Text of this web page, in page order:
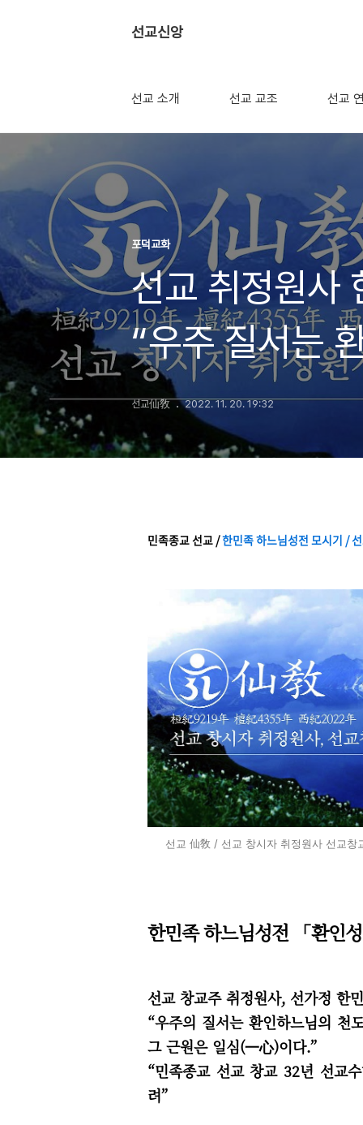
선교신앙
선교 소개 선교 교조 선교
포덕교화
선교 취정원사
“우주 질서는
(天道順理).
그 근원은 일
선교仙敎 2022. 11. 20. 19:32
민족종교 선교 /한민족 하느님성전 모시기 /
선교 仙敎 / 선교 창시자 취정원사 선교
한민족 하느님성전 「환인
선교 창교주 취정원사, 선가정 한
“우주의 질서는 환인하느님의
그 근원은 일심(一心)이다.”
“민족종교 선교 창교 32년 선교
려”